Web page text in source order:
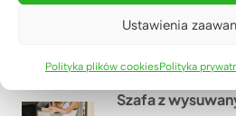
Ustawienia
Polityka plików cookiesPolityka
Szafa z